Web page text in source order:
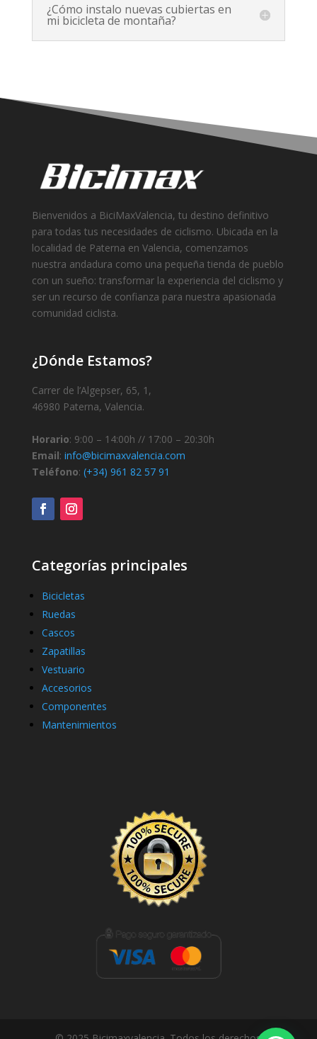
¿Cómo instalo nuevas cubiertas en
mi bicicleta de montaña?
Bienvenidos a BiciMaxValencia, tu destino definitivo
para todas tus necesidades de ciclismo. Ubicada en la
localidad de Paterna en Valencia, comenzamos
nuestra andadura como una pequeña tienda de pueblo
con un sueño: transformar la experiencia del ciclismo y
ser un recurso de confianza para nuestra apasionada
comunidad ciclista.
¿Dónde Estamos?
Carrer de l’Algepser, 65, 1,
46980 Paterna, Valencia.
Horario: 9:00 – 14:00h // 17:00 – 20:30h
Email: info@bicimaxvalencia.com
Teléfono: (+34) 961 82 57 91
Categorías principales
Bicicletas
Ruedas
Cascos
Zapatillas
Vestuario
Accesorios
Componentes
Mantenimientos